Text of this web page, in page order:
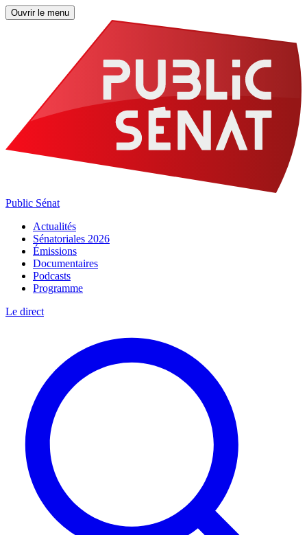
Ouvrir le menu
Public Sénat
Actualités
Sénatoriales 2026
Émissions
Documentaires
Podcasts
Programme
Le direct